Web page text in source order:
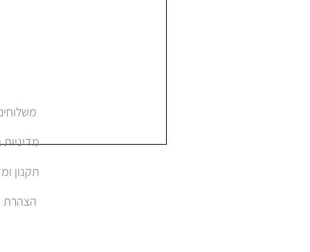
תקנון